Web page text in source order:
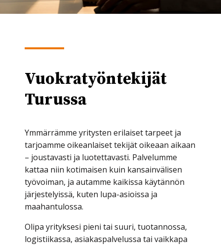
Vuokratyöntekijät
Turussa
Ymmärrämme yritysten erilaiset tarpeet ja
tarjoamme oikeanlaiset tekijät oikeaan aikaan
– joustavasti ja luotettavasti. Palvelumme
kattaa niin kotimaisen kuin kansainvälisen
työvoiman, ja autamme kaikissa käytännön
järjestelyissä, kuten lupa-asioissa ja
maahantulossa.
Olipa yrityksesi pieni tai suuri, tuotannossa,
logistiikassa, asiakaspalvelussa tai vaikkapa